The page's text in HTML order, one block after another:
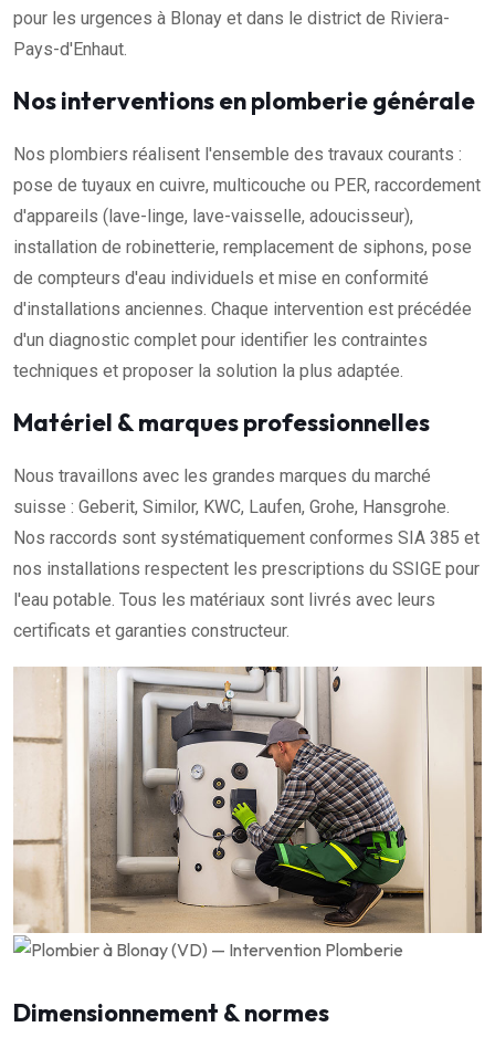
pour les urgences à Blonay et dans le district de Riviera-
Pays-d'Enhaut.
Nos interventions en plomberie générale
Nos plombiers réalisent l'ensemble des travaux courants :
pose de tuyaux en cuivre, multicouche ou PER, raccordement
d'appareils (lave-linge, lave-vaisselle, adoucisseur),
installation de robinetterie, remplacement de siphons, pose
de compteurs d'eau individuels et mise en conformité
d'installations anciennes. Chaque intervention est précédée
d'un diagnostic complet pour identifier les contraintes
techniques et proposer la solution la plus adaptée.
Matériel & marques professionnelles
Nous travaillons avec les grandes marques du marché
suisse : Geberit, Similor, KWC, Laufen, Grohe, Hansgrohe.
Nos raccords sont systématiquement conformes SIA 385 et
nos installations respectent les prescriptions du SSIGE pour
l'eau potable. Tous les matériaux sont livrés avec leurs
certificats et garanties constructeur.
Dimensionnement & normes